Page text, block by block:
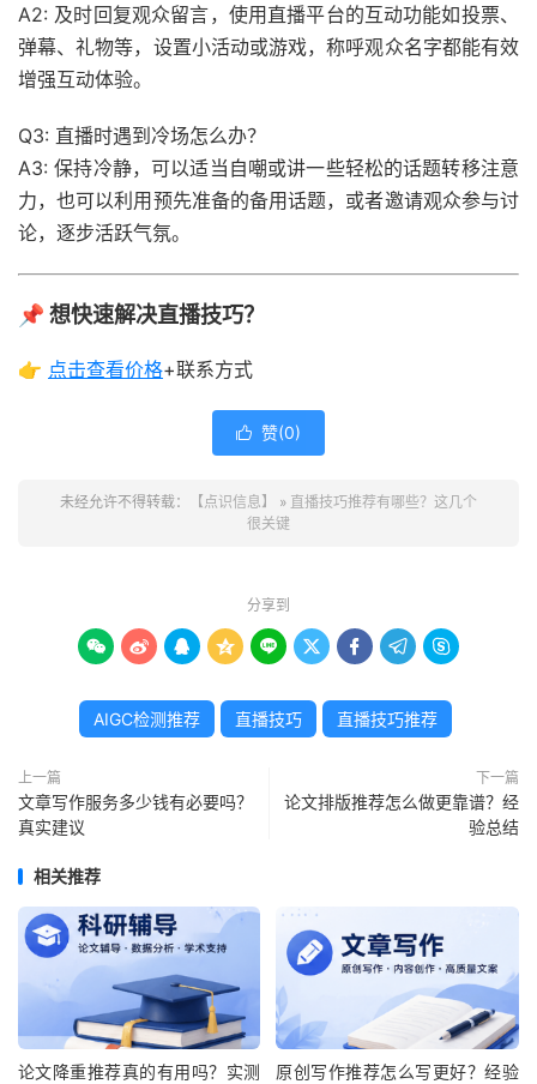
A2: 及时回复观众留言，使用直播平台的互动功能如投票、
弹幕、礼物等，设置小活动或游戏，称呼观众名字都能有效
增强互动体验。
Q3: 直播时遇到冷场怎么办？
A3: 保持冷静，可以适当自嘲或讲一些轻松的话题转移注意
力，也可以利用预先准备的备用话题，或者邀请观众参与讨
论，逐步活跃气氛。
📌 想快速解决直播技巧？
👉 点击查看价格+联系方式
 赞(0)
未经允许不得转载： 【点识信息】 » 直播技巧推荐有哪些？这几个
很关键
分享到
        
AIGC检测推荐 直播技巧 直播技巧推荐
上一篇
文章写作服务多少钱有必要吗？
真实建议
下一篇
论文排版推荐怎么做更靠谱？经
验总结
相关推荐
论文降重推荐真的有用吗？实测
原创写作推荐怎么写更好？经验